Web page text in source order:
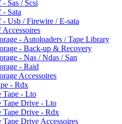
Sas / Scsi
Sata
- Usb / Firewire / E-sata
- Autoloaders / Tape Library
- Back-up & Recovery
- Nas / Ndas / San
- Raid
Accessoires
- Rdx
Tape - Lto
Tape Drive - Lto
Tape Drive - Rdx
Tape Drive Accessoires